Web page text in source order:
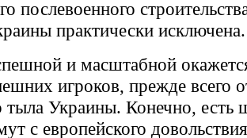
послевоенного
практически исключена.
и масштабной
игроков, прежде всего
тыла Украины. Конечно, есть
с европейского